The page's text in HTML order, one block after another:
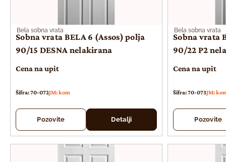
Bela sobna vrata
Sobna vrata BELA 6 (Assos) polja
90/15 DESNA nelakirana
Cena na upit
Šifra: 70-072JM: kom
Pozovite Detalji
Bela sobna vrata
Sobna vrata
90/22 P2
Cena na upit
Šifra: 70-073JM:
Pozovite